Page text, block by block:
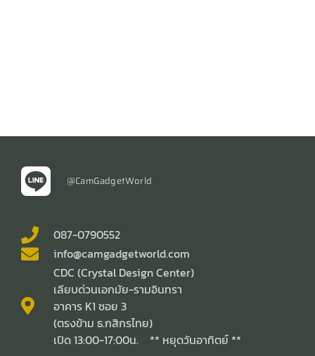
@CamGadgetWorld
087-0790552
info@camgadgetworld.com
CDC (Crystal Design Center)
เลียบด่วนเอกมัย-รามอินทรา
อาคาร K1 ซอย 3
(ตรงข้าม ธ.กสิกรไทย)
เปิด 13:00-17:00น. ** หยุดวันอาทิตย์ **